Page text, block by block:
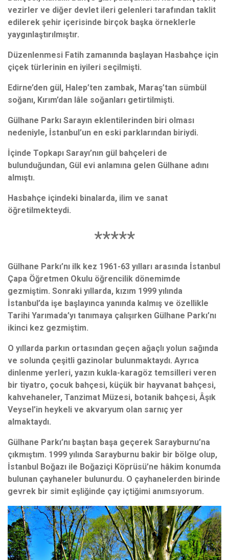
vezirler ve diğer devlet ileri gelenleri tarafından taklit
edilerek şehir içerisinde birçok başka örneklerle
yaygınlaştırılmıştır.
Düzenlenmesi Fatih zamanında başlayan Hasbahçe için
çiçek türlerinin en iyileri seçilmişti.
Edirne’den gül, Halep’ten zambak, Maraş’tan sümbül
soğanı, Kırım’dan lâle soğanları getirtilmişti.
Gülhane Parkı Sarayın eklentilerinden biri olması
nedeniyle, İstanbul’un en eski parklarından biriydi.
İçinde Topkapı Sarayı’nın gül bahçeleri de
bulunduğundan, Gül evi anlamına gelen Gülhane adını
almıştı.
Hasbahçe içindeki binalarda, ilim ve sanat
öğretilmekteydi.
*****
Gülhane Parkı’nı ilk kez 1961-63 yılları arasında İstanbul
Çapa Öğretmen Okulu öğrencilik dönemimde
gezmiştim. Sonraki yıllarda, kızım 1999 yılında
İstanbul’da işe başlayınca yanında kalmış ve özellikle
Tarihi Yarımada’yı tanımaya çalışırken Gülhane Parkı’nı
ikinci kez gezmiştim.
O yıllarda parkın ortasından geçen ağaçlı yolun sağında
ve solunda çeşitli gazinolar bulunmaktaydı. Ayrıca
dinlenme yerleri, yazın kukla-karagöz temsilleri veren
bir tiyatro, çocuk bahçesi, küçük bir hayvanat bahçesi,
kahvehaneler, Tanzimat Müzesi, botanik bahçesi, Âşık
Veysel’in heykeli ve akvaryum olan sarnıç yer
almaktaydı.
Gülhane Parkı’nı baştan başa geçerek Sarayburnu’na
çıkmıştım. 1999 yılında Sarayburnu bakir bir bölge olup,
İstanbul Boğazı ile Boğaziçi Köprüsü’ne hâkim konumda
bulunan çayhaneler bulunurdu. O çayhanelerden birinde
gevrek bir simit eşliğinde çay içtiğimi anımsıyorum.